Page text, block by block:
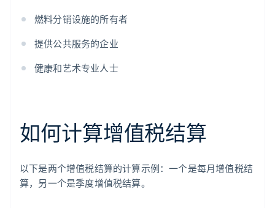
燃料分销设施的所有者
提供公共服务的企业
健康和艺术专业人士
如何计算增值税结算
以下是两个增值税结算的计算示例：一个是每月增值税结
算，另一个是季度增值税结算。